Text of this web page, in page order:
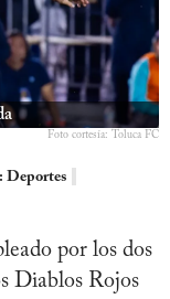
Foto cortesía: Toluca FC
Deportes
por los dos
Diablos Rojos